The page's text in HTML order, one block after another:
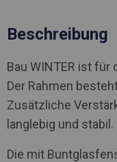
Beschreibung
Bau WINTER ist für
Der Rahmen
Zusätzliche
langlebig und stabil.
Die mit